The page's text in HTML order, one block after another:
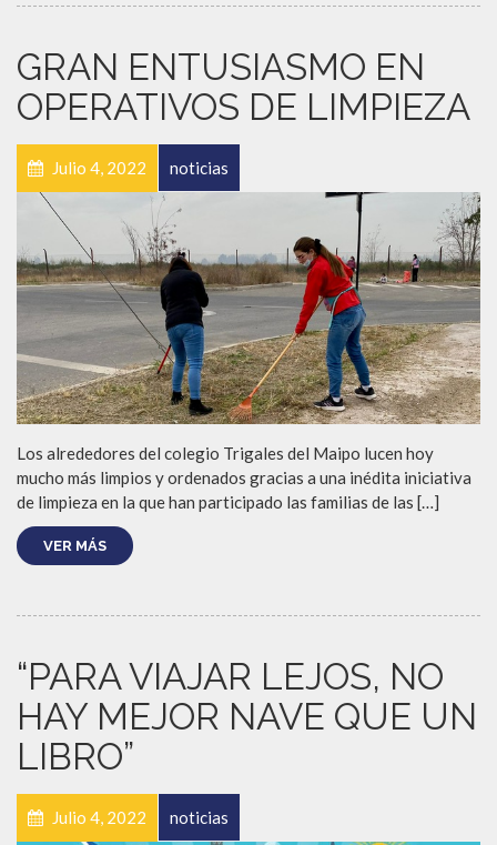
GRAN ENTUSIASMO EN
OPERATIVOS DE LIMPIEZA
Julio 4, 2022 noticias
Los alrededores del colegio Trigales del Maipo lucen hoy
mucho más limpios y ordenados gracias a una inédita iniciativa
de limpieza en la que han participado las familias de las […]
VER MÁS
“PARA VIAJAR LEJOS, NO
HAY MEJOR NAVE QUE UN
LIBRO”
Julio 4, 2022 noticias